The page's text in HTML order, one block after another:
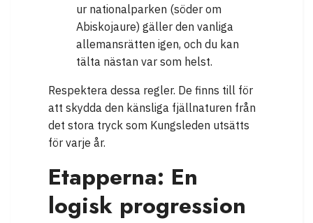
ur nationalparken (söder om
Abiskojaure) gäller den vanliga
allemansrätten igen, och du kan
tälta nästan var som helst.
Respektera dessa regler. De finns till för
att skydda den känsliga fjällnaturen från
det stora tryck som Kungsleden utsätts
för varje år.
Etapperna: En
logisk progression